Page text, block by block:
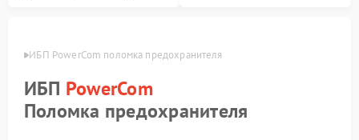
ИБП PowerCom поломка предохранителя
ИБП PowerCom
Поломка предохранителя